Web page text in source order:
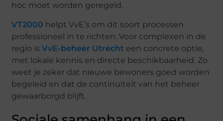
hoc moet worden geregeld.
VT2000 helpt VvE’s om dit soort processen
professioneel in te richten. Voor complexen in de
regio is VvE-beheer Utrecht een concrete optie,
met lokale kennis en directe beschikbaarheid. Zo
weet je zeker dat nieuwe bewoners goed worden
begeleid en dat de continuïteit van het beheer
gewaarborgd blijft.